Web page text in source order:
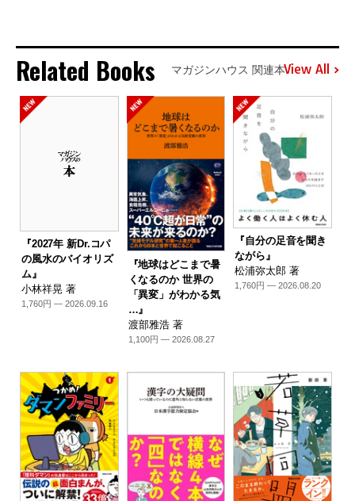
Related Books マガジンハウス 関連本View All
『2027年 新Dr.コパ
の風水のバイオリズ
ム』
小林祥晃 著
1,760円 — 2026.09.16
『地球はどこまで暑
くなるのか 世界の
「異変」がわかる気
…』
渡部雅浩 著
1,100円 — 2026.08.27
『自分の足音を聞き
ながら』
松浦弥太郎 著
1,760円 — 2026.08.20